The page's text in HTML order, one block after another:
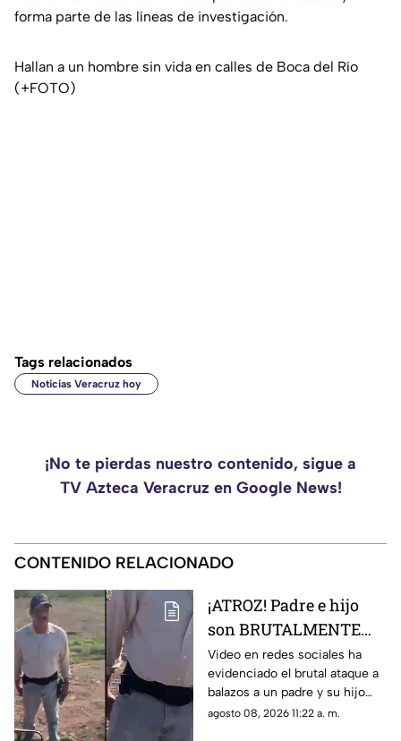
forma parte de las líneas de investigación.
Hallan a un hombre sin vida en calles de Boca del Río
(+FOTO)
Tags relacionados
Noticias Veracruz hoy
¡No te pierdas nuestro contenido, sigue a
TV Azteca Veracruz en Google News!
CONTENIDO RELACIONADO
¡ATROZ! Padre e hijo
son BRUTALMENTE
atacados con arma en
riña; hay un MUERTO
(+VIDEO)
Video en redes sociales ha
evidenciado el brutal ataque a
balazos a un padre y su hijo
que dejó a un muerto; esto es
agosto 08, 2026 11:22 a. m.